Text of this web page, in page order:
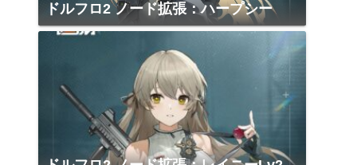
ドルフロ2 ノード拡張：ハープシー